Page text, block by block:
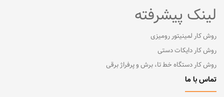
لینک پیشرفته
روش کار لمینیتور رومیزی
روش کار دایکات دستی
روش کار دستگاه خط تا، برش و پرفراژ برقی
تماس با ما